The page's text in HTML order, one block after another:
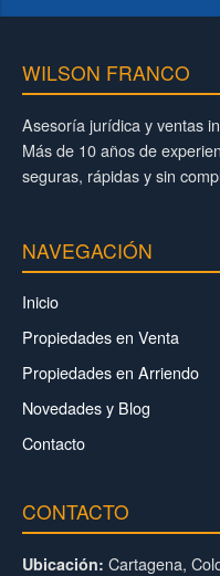
WILSON FRANCO
Asesoría jurídica y ventas
Más de 10 años de
seguras, rápidas y sin
NAVEGACIÓN
Inicio
Propiedades en Venta
Propiedades en Arriendo
Novedades y Blog
Contacto
CONTACTO
Ubicación: Cartagena,